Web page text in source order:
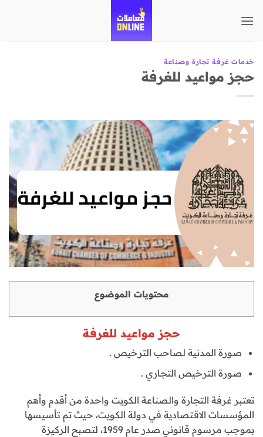
للمحتوى
خدمات غرفة تجارة وصناعة
حجز مواعيد للغرفة
محتويات الموضوع
حجز مواعيد للغرفة
صورة المدنية لصاحب الترخيص .
صورة الترخيص التجاري .
تعتبر غرفة التجارة والصناعة الكويت واحدة من أقدم وأهم
المؤسسات الاقتصادية في دولة الكويت، حيث تم تأسيسها
بموجب مرسوم قانوني صدر عام 1959، لتصبح الركيزة